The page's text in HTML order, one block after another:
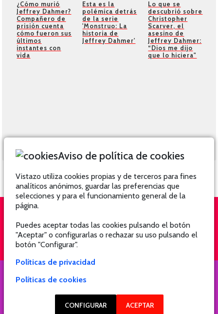
¿Cómo murió
Jeffrey Dahmer?
Compañero de
prisión cuenta
cómo fueron sus
últimos
instantes con
vida
Esta es la
polémica detrás
de la serie
'Monstruo: La
historia de
Jeffrey Dahmer'
Lo que se
descubrió sobre
Christopher
Scarver, el
asesino de
Jeffrey Dahmer:
“Dios me dijo
que lo hiciera"
QUIÉNES SOMOS
Aviso de política de cookies
Vistazo utiliza cookies propias y de terceros para fines
analíticos anónimos, guardar las preferencias que
selecciones y para el funcionamiento general de la
página.
Puedes aceptar todas las cookies pulsando el botón
"Aceptar" o configurarlas o rechazar su uso pulsando el
botón "Configurar".
Políticas de privacidad
Políticas de cookies
CONFIGURAR ACEPTAR